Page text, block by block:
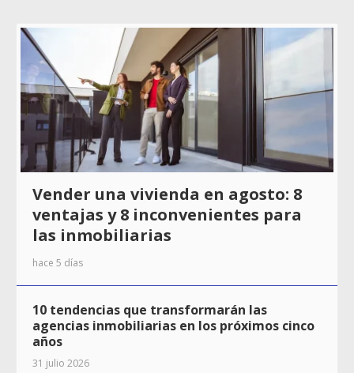
Vender una vivienda en agosto: 8
ventajas y 8 inconvenientes para
las inmobiliarias
hace 5 días
10 tendencias que transformarán las
agencias inmobiliarias en los próximos cinco
años
31 julio 2026